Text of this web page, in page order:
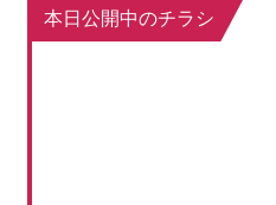
本日公開中のチラシ